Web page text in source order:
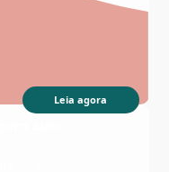
Leia agora